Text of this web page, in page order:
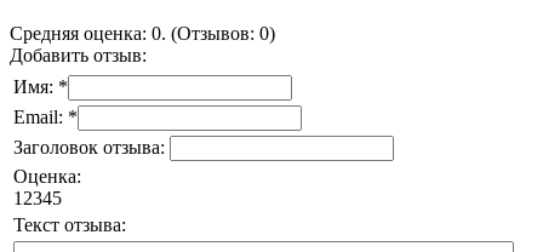
Средняя оценка: 0. (Отзывов: 0)
Добавить отзыв:
Имя: *
Email: *
Заголовок отзыва:
Оценка:
1 2345
Текст отзыва: